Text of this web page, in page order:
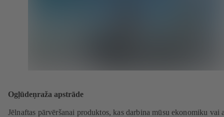
Ogļūdeņraža apstrāde
Jēlnaftas pārvēršanai produktos, kas darbina mūsu ekonomiku vai